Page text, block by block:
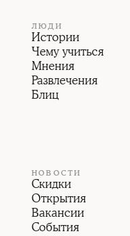
ЛЮДИ
Истории
Чему учиться
Мнения
Развлечения
Блиц
НОВОСТИ
Скидки
Открытия
Вакансии
События